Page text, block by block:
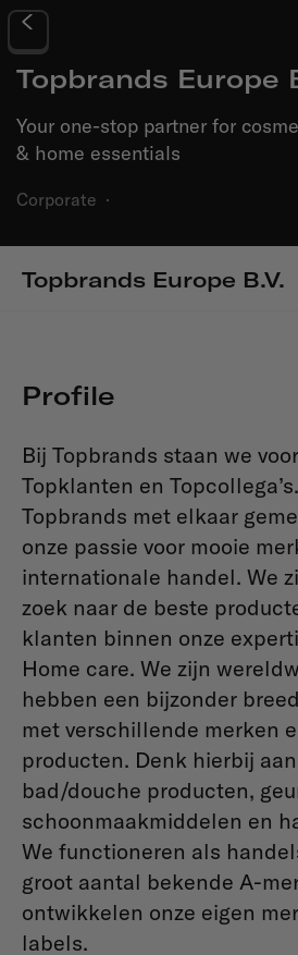
Topbrands Europe
Your one-stop partner for
& home essentials
Corporate ·
Topbrands Europe B.V.
Profile
Bij Topbrands staan we
Topklanten en
Topbrands met elkaar
onze passie voor mooie
internationale handel. We
zoek naar de beste
klanten binnen onze
Home care. We zijn
hebben een bijzonder
met verschillende merken
producten. Denk hierbij
bad/douche producten,
schoonmaakmiddelen en
We functioneren als
groot aantal bekende A-
ontwikkelen onze eigen
labels.